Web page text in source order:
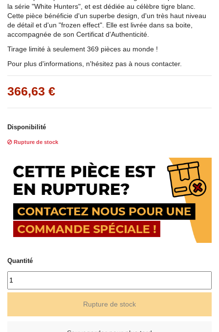
la série "White Hunters", et est dédiée au célèbre tigre blanc.
Cette pièce bénéficie d'un superbe design, d'un très haut niveau
de détail et d'un "frozen effect". Elle est livrée dans sa boite,
accompagnée de son Certificat d'Authenticité.
Tirage limité à seulement 369 pièces au monde !
Pour plus d'informations, n'hésitez pas à nous contacter.
366,63 €
Disponibilité
Rupture de stock
Quantité
Rupture de stock